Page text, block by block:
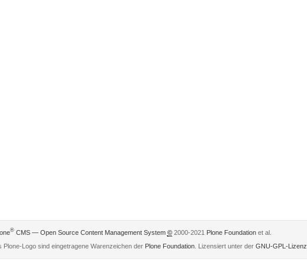
®CMS — Open Source Content Management System ©2000-2021 Plone Foundationet al.
Plone-Logo sind eingetragene Warenzeichen der Plone Foundation. Lizensiert unter der GNU-GPL-Lizenz